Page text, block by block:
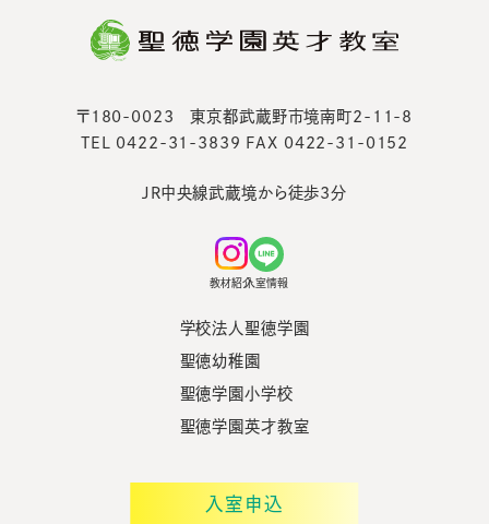
〒180-0023 東京都武蔵野市境南町2-11-8
TEL 0422-31-3839 FAX 0422-31-0152
JR中央線武蔵境から徒歩3分
教材紹介入室情報
学校法人聖徳学園
聖徳幼稚園
聖徳学園小学校
聖徳学園英才教室
入室申込